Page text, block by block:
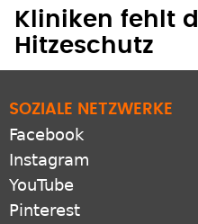
Kliniken fehlt
Hitzeschutz
SOZIALE NETZWERKE
Facebook
Instagram
YouTube
Pinterest